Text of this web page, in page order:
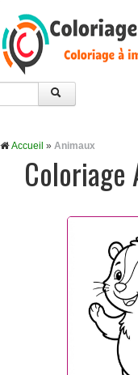
Accueil » Animaux
Coloriage